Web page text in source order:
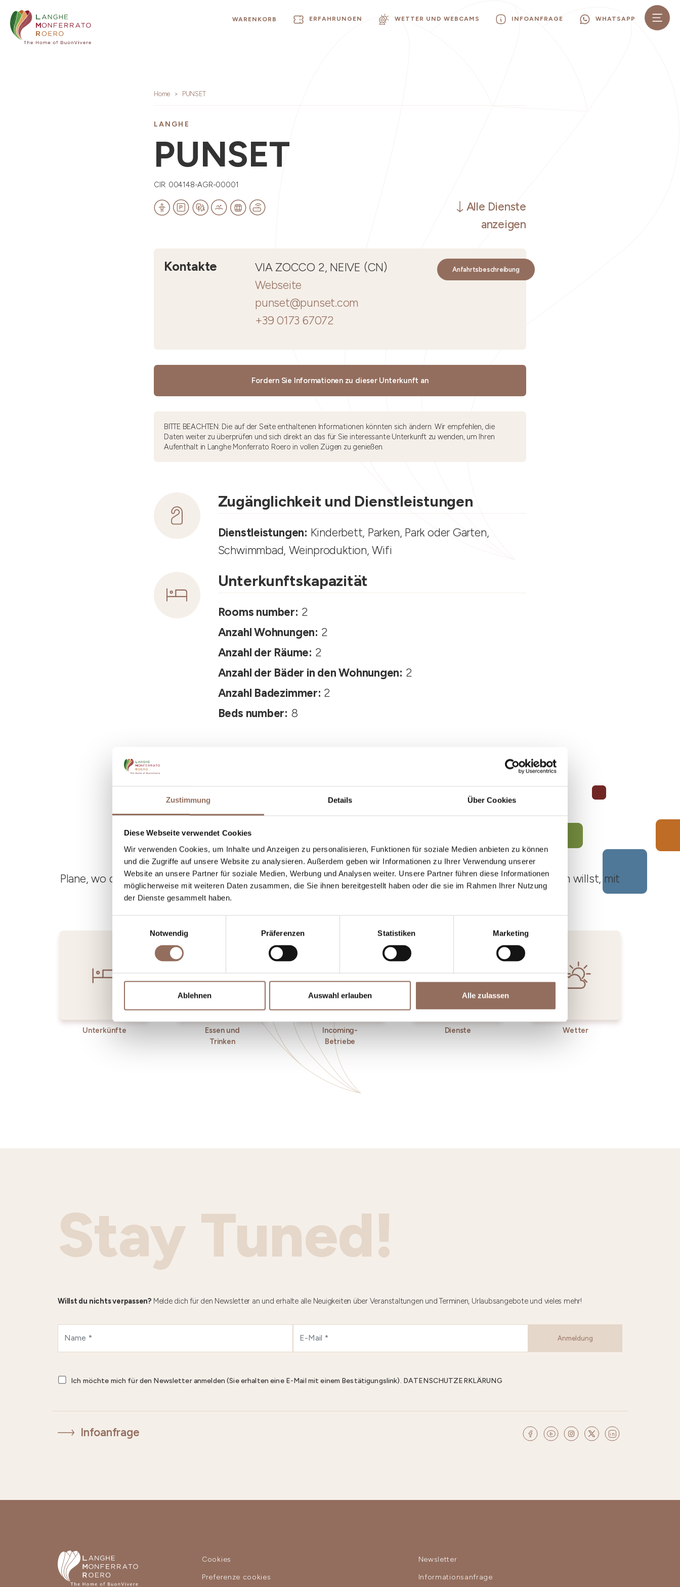
Zustimmung Details Über Cookies
Diese Webseite verwendet Cookies
Wir verwenden Cookies, um Inhalte und Anzeigen zu personalisieren, Funktionen für soziale Medien anbieten zu können
und die Zugriffe auf unsere Website zu analysieren. Außerdem geben wir Informationen zu Ihrer Verwendung unserer
Website an unsere Partner für soziale Medien, Werbung und Analysen weiter. Unsere Partner führen diese Informationen
möglicherweise mit weiteren Daten zusammen, die Sie ihnen bereitgestellt haben oder die sie im Rahmen Ihrer Nutzung
der Dienste gesammelt haben.
Notwendig
Präferenzen Statistiken Marketing
Ablehnen Auswahl erlauben Alle zulassen
WARENKORB ERFAHRUNGEN WETTER UND WEBCAMS INFOANFRAGE WHATSAPP
Home PUNSET
LANGHE
PUNSET
CIR: 004148-AGR-00001
Alle Dienste
anzeigen
Kontakte
VIA ZOCCO 2, NEIVE (CN)
Webseite
punset@punset.com
+39 0173 67072
Anfahrtsbeschreibung
Fordern Sie Informationen zu dieser Unterkunft an
BITTE BEACHTEN: Die auf der Seite enthaltenen Informationen könnten sich ändern. Wir empfehlen, die
Daten weiter zu überprüfen und sich direkt an das für Sie interessante Unterkunft zu wenden, um Ihren
Aufenthalt in Langhe Monferrato Roero in vollen Zügen zu genießen.
Zugänglichkeit und Dienstleistungen
Dienstleistungen: Kinderbett, Parken, Park oder Garten,
Schwimmbad, Weinproduktion, Wifi
Unterkunftskapazität
Rooms number: 2
Anzahl Wohnungen: 2
Anzahl der Räume: 2
Anzahl der Bäder in den Wohnungen: 2
Anzahl Badezimmer: 2
Beds number: 8
Dein Urlaub
Plane, wo du übernachtest und isst, was du in jedem Winkel des Langhe Monferrato Roero unternehmen willst, mit
Unterkünfte
Essen und
Trinken
Incoming-
Betriebe
Dienste Wetter
Stay Tuned!
Willst du nichts verpassen?Melde dich für den Newsletter an und erhalte alle Neuigkeiten über Veranstaltungen und Terminen, Urlaubsangebote und vieles mehr!
Anmeldung
Ich möchte mich für den Newsletter anmelden (Sie erhalten eine E-Mail mit einem Bestätigungslink). DATENSCHUTZERKLÄRUNG
Infoanfrage
Cookies
Preferenze cookies
Newsletter
Informationsanfrage